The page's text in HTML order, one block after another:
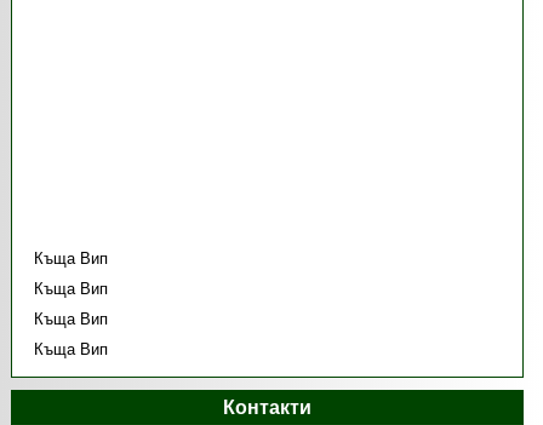
Къща Вип
Къща Вип
Къща Вип
Къща Вип
Контакти